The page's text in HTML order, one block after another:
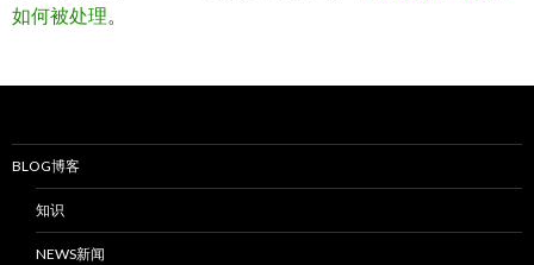
如何被处理。
BLOG博客
知识
NEWS新闻